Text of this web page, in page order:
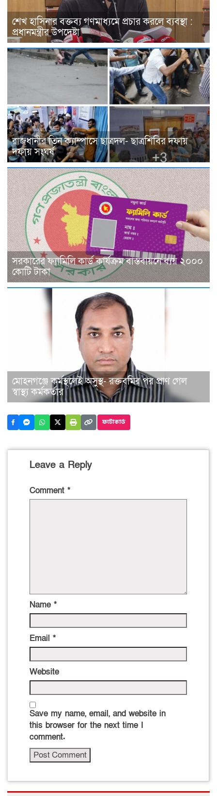
শেখ হাসিনার বক্তব্য গণমাধ্যমে প্রচার করলে ব্যবস্থা :
প্রধানমন্ত্রীর উপদেষ্টা
রাজধানীর তিন ক্যাম্পাসে ছাত্রদল- ছাত্রশিবির দফায়
দফায় সংঘর্ষ
সরকারের ফ্যামিলি কার্ড কার্যক্রম বাস্তবায়নে ব্যয় ২০০০
কোটি টাকা
মোহনগঞ্জে কর্মস্থলেই অসুস্থ- রক্তবমির পর প্রাণ গেল
স্বাস্থ্য কর্মকর্তার
ফটোকার্ড
Leave a Reply
Comment *
Name *
Email *
Website
Save my name, email, and website in
this browser for the next time I
comment.